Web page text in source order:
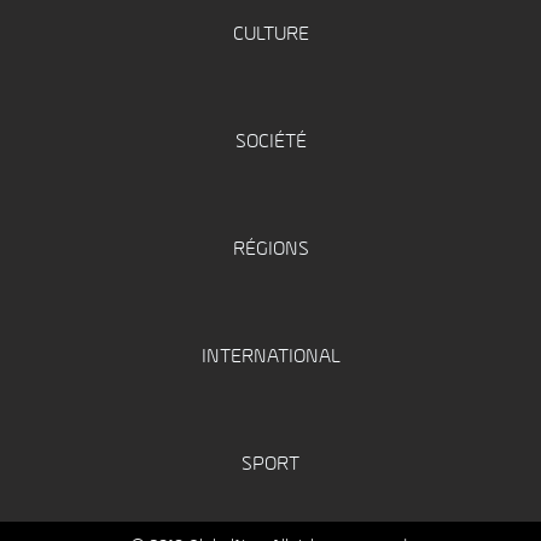
CULTURE
SOCIÉTÉ
RÉGIONS
INTERNATIONAL
SPORT